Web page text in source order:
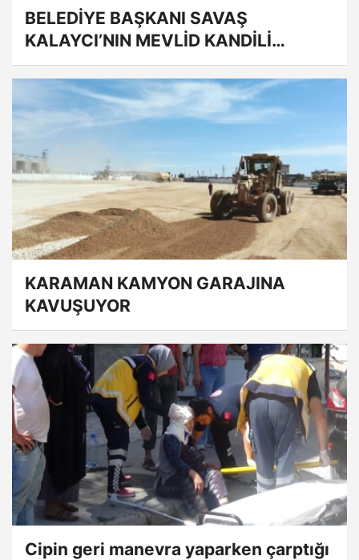
BELEDİYE BAŞKANI SAVAŞ
KALAYCI’NIN MEVLİD KANDİLİ
MESAJI
KARAMAN KAMYON GARAJINA
KAVUŞUYOR
Cipin geri manevra yaparken çarptığı